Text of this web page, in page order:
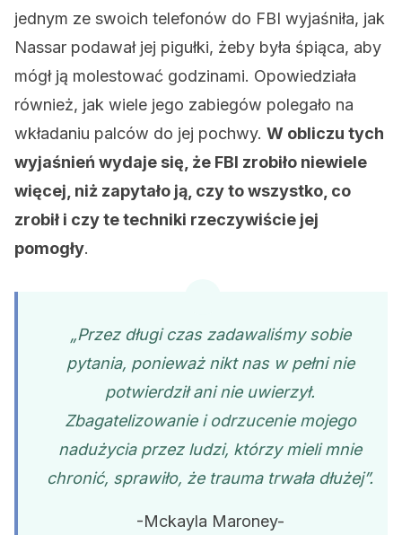
jednym ze swoich telefonów do FBI wyjaśniła, jak
Nassar podawał jej pigułki, żeby była śpiąca, aby
mógł ją molestować godzinami. Opowiedziała
również, jak wiele jego zabiegów polegało na
wkładaniu palców do jej pochwy. W obliczu tych
wyjaśnień wydaje się, że FBI zrobiło niewiele
więcej, niż zapytało ją, czy to wszystko, co
zrobił i czy te techniki rzeczywiście jej
pomogły.
„Przez długi czas zadawaliśmy sobie
pytania, ponieważ nikt nas w pełni nie
potwierdził ani nie uwierzył.
Zbagatelizowanie i odrzucenie mojego
nadużycia przez ludzi, którzy mieli mnie
chronić, sprawiło, że trauma trwała dłużej”.
-Mckayla Maroney-